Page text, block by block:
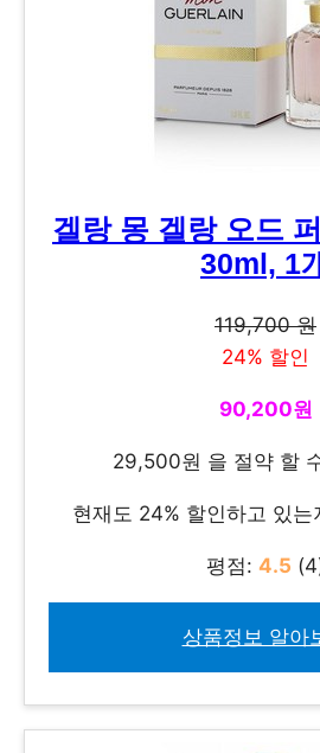
겔랑 몽 겔랑 오드
30ml, 1
119,700 원
24% 할인
90,200원
29,500원 을 절약 할
현재도 24% 할인하고 있는
평점: 4.5
상품정보 알아